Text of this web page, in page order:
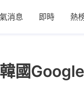
消息 即時 熱
國